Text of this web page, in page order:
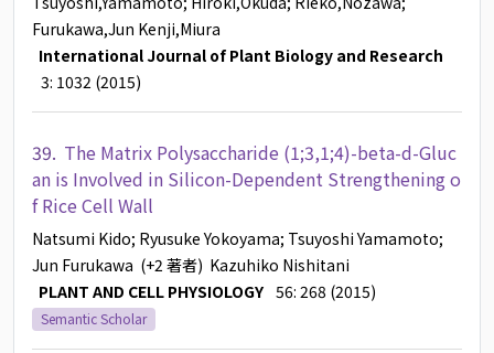
Furukawa,Jun Kenji,Miura
International Journal of Plant Biology and Research
3: 1032 (2015)
39. The Matrix Polysaccharide (1;3,1;4)-beta-d-Gluc
an is Involved in Silicon-Dependent Strengthening o
f Rice Cell Wall
Natsumi Kido; Ryusuke Yokoyama; Tsuyoshi Yamamoto;
Jun Furukawa (+2 著者) Kazuhiko Nishitani
PLANT AND CELL PHYSIOLOGY 56: 268 (2015)
Semantic Scholar